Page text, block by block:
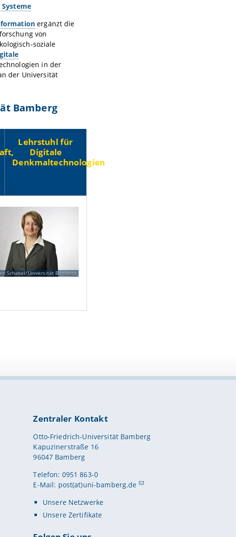
ergänzt die
von
soziale
in der
der Universität
Bamberg
Lehrstuhl für
Digitale
Denkmaltechnologien
Schabel/Universität Bamberg
Zentraler Kontakt
Otto-Friedrich-Universität Bamberg
Kapuzinerstraße 16
96047 Bamberg
Telefon: 0951 863-0
E-Mail: post(at)uni-bamberg.de
Unsere Netzwerke
Unsere Zertifikate